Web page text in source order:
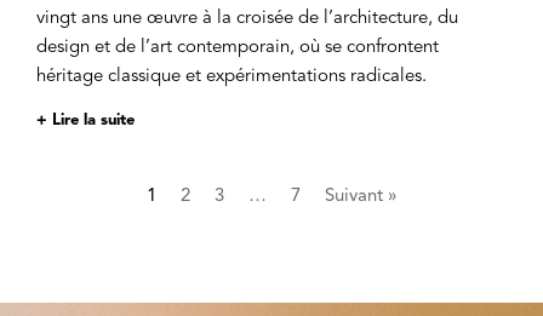
vingt ans une œuvre à la croisée de l’architecture, du
design et de l’art contemporain, où se confrontent
héritage classique et expérimentations radicales.
+ Lire la suite
1 2 3 … 7 Suivant »